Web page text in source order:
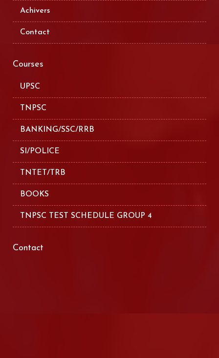
Achivers
Contact
Courses
UPSC
TNPSC
BANKING/SSC/RRB
SI/POLICE
TNTET/TRB
BOOKS
TNPSC TEST SCHEDULE GROUP 4
Contact